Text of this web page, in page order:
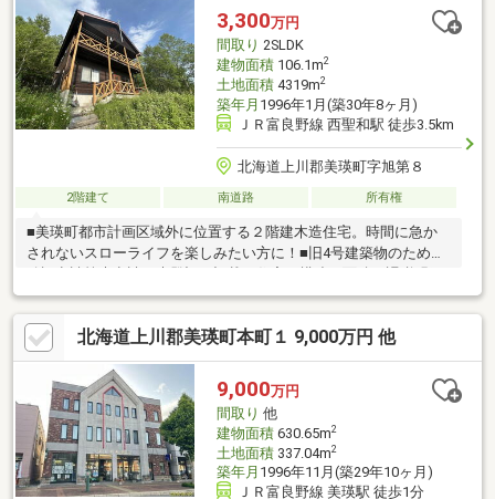
3,300万円
間取り 2SLDK
建物面積106.1m2
土地面積4319m2
築年月 1996年1月(築30年8ヶ月)
ＪＲ富良野線 西聖和駅 徒歩3.5km
北海道上川郡美瑛町字旭第８
2階建て 南道路 所有権
■美瑛町都市計画区域外に位置する２階建木造住宅。時間に急か
されないスローライフを楽しみたい方に！■旧4号建築物のため、
確認申請等未申請。未登記。記載の住宅の構造や面積は課税明細
より抽出した情報です。■上水あり。汚水は汲取り。灯油暖房。
電気、ネット配線あり。前面道路は町道で、冬場は西側道路から
敷地前まで除雪が入ります。※東側へ抜ける道路は通行止めにな
ります。※内覧は事前のご予約が必要です。ご希望の方は0166-74-
3613までご連絡ください。
北海道上川郡美瑛町本町１ 9,000万円 他
9,000万円
間取り 他
建物面積630.65m2
土地面積337.04m2
築年月 1996年11月(築29年10ヶ月)
ＪＲ富良野線 美瑛駅 徒歩1分